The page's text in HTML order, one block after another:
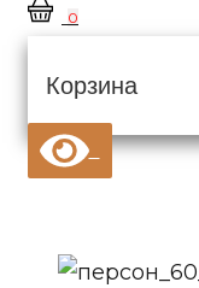
0
Корзина